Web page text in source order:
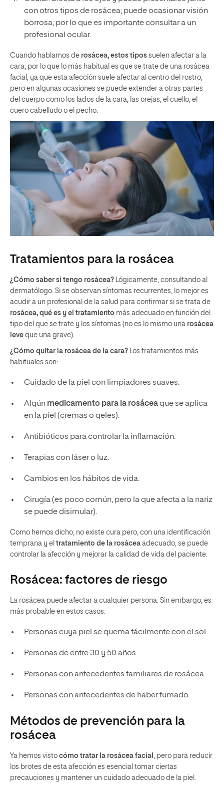
con otros tipos de rosácea; puede ocasionar visión
borrosa, por lo que es importante consultar a un
profesional ocular.
Cuando hablamos de rosácea, estos tipos suelen afectar a la
cara, por lo que lo más habitual es que se trate de una rosácea
facial, ya que esta afección suele afectar al centro del rostro,
pero en algunas ocasiones se puede extender a otras partes
del cuerpo como los lados de la cara, las orejas, el cuello, el
cuero cabelludo o el pecho.
Tratamientos para la rosácea
¿Cómo saber si tengo rosácea? Lógicamente, consultando al
dermatólogo. Si se observan síntomas recurrentes, lo mejor es
acudir a un profesional de la salud para confirmar si se trata de
rosácea, qué es y el tratamiento más adecuado en función del
tipo del que se trate y los síntomas (no es lo mismo una rosácea
leve que una grave).
¿Cómo quitar la rosácea de la cara? Los tratamientos más
habituales son:
Cuidado de la piel con limpiadores suaves.
Algún medicamento para la rosáceaque se aplica
en la piel (cremas o geles).
Antibióticos para controlar la inflamación.
Terapias con láser o luz.
Cambios en los hábitos de vida.
Cirugía (es poco común, pero la que afecta a la nariz
se puede disimular).
Como hemos dicho, no existe cura pero, con una identificación
temprana y el tratamiento de la rosácea adecuado, se puede
controlar la afección y mejorar la calidad de vida del paciente.
Rosácea: factores de riesgo
La rosácea puede afectar a cualquier persona. Sin embargo, es
más probable en estos casos:
Personas cuya piel se quema fácilmente con el sol.
Personas de entre 30 y 50 años.
Personas con antecedentes familiares de rosácea.
Personas con antecedentes de haber fumado.
Métodos de prevención para la
rosácea
Ya hemos visto cómo tratar la rosácea facial , pero para reducir
los brotes de esta afección es esencial tomar ciertas
precauciones y mantener un cuidado adecuado de la piel.